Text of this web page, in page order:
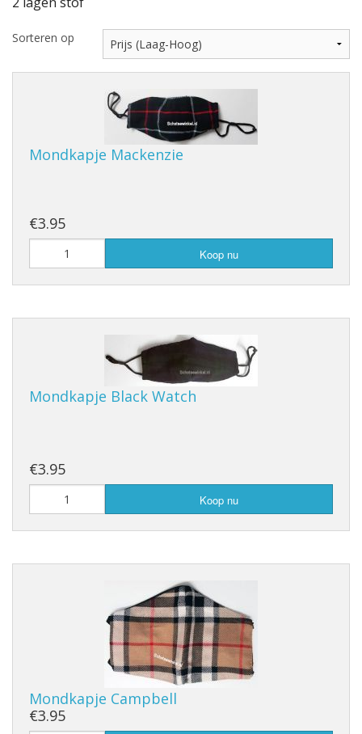
Sorteren op
Mondkapje Mackenzie
€3.95
Koop nu
Mondkapje Black Watch
€3.95
Koop nu
Mondkapje Campbell
€3.95